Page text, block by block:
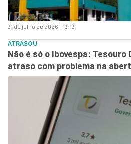
31 de julho de 2026 - 13:13
ATRASOU
Não é só o Ibovespa:
atraso com problema na